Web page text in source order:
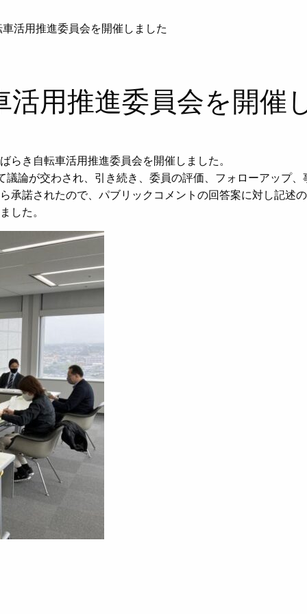
活用推進委員会を開催しました
用推進委員会を開催
らき自転車活用推進委員会を開催しました。
論が交わされ、引き続き、委員の評価、フォローアップ
諾されたので、パブリックコメントの回答案に対し記述
した。